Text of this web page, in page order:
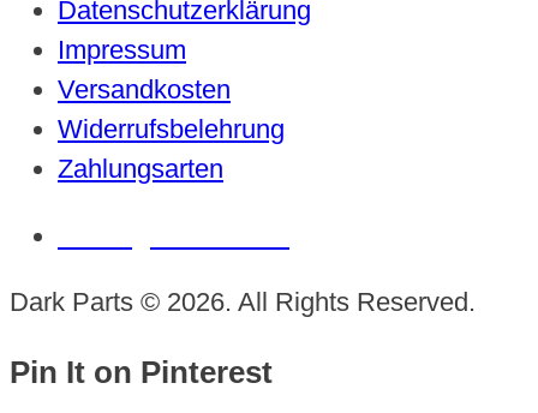
Datenschutzerklärung
Impressum
Versandkosten
Widerrufsbelehrung
Zahlungsarten
Dark Parts © 2026. All Rights Reserved.
Pin It on Pinterest